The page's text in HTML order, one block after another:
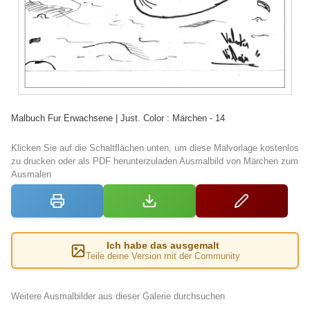
Malbuch Fur Erwachsene | Just. Color : Märchen - 14
Klicken Sie auf die Schaltflächen unten, um diese Malvorlage kostenlos
zu drucken oder als PDF herunterzuladen Ausmalbild von Märchen zum
Ausmalen
Ich habe das ausgemalt
Teile deine Version mit der Community
Weitere Ausmalbilder aus dieser Galerie durchsuchen